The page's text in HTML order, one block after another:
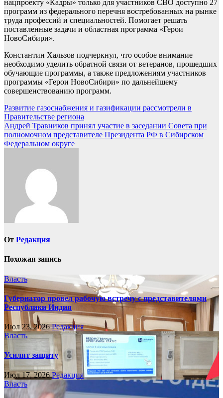
нацпроекту «Кадры» только для участников СВО доступно 27
программ из федерального перечня востребованных на рынке
труда профессий и специальностей. Помогает решать
поставленные задачи и областная программа «Герои
НовоСибири».
Константин Хальзов подчеркнул, что особое внимание
необходимо уделить обратной связи от ветеранов, прошедших
обучающие программы, а также предложениям участников
программы «Герои НовоСибири» по дальнейшему
совершенствованию программ.
Навигация
по
записям
Развитие газоснабжения и газификации рассмотрели в
Правительстве региона
Андрей Травников принял участие в заседании Совета при
полномочном представителе Президента РФ в Сибирском
Федеральном округе
От Редакция
Похожая запись
Власть
Губернатор провел рабочую встречу с представителями
Республики Индия
Июл 23, 2026Редакция
Власть
Усилят защиту
Июл 17, 2026Редакция
Власть